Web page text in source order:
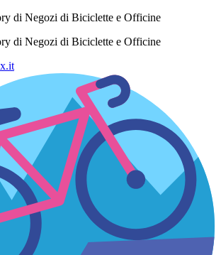
di Negozi di Biciclette e Officine
di Negozi di Biciclette e Officine